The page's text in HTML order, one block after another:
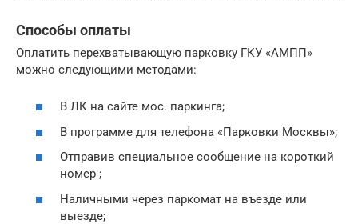
Способы оплаты
Оплатить перехватывающую парковку ГКУ «АМПП»
можно следующими методами:
В ЛК на сайте мос. паркинга;
В программе для телефона «Парковки Москвы»;
Отправив специальное сообщение на короткий
номер ;
Наличными через паркомат на въезде или
выезде;